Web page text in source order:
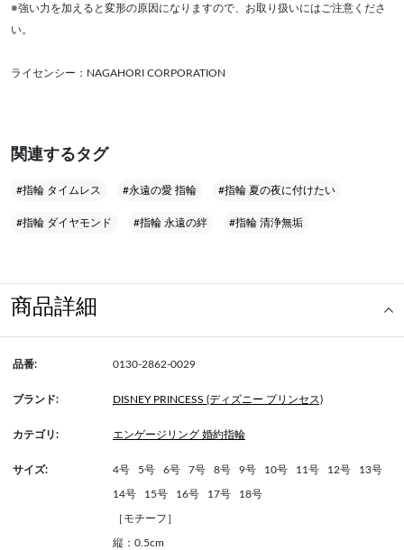
※強い力を加えると変形の原因になりますので、お取り扱いにはご注意くださ
い。
ライセンシー：NAGAHORI CORPORATION
関連するタグ
#指輪 タイムレス #永遠の愛 指輪 #指輪 夏の夜に付けたい
#指輪 ダイヤモンド #指輪 永遠の絆 #指輪 清浄無垢
商品詳細
品番: 0130-2862-0029
ブランド: DISNEY PRINCESS (ディズニー プリンセス)
カテゴリ: エンゲージリング 婚約指輪
サイズ: 4号 5号 6号 7号 8号 9号 10号 11号 12号 13号
14号 15号 16号 17号 18号
［モチーフ］
縦：0.5cm